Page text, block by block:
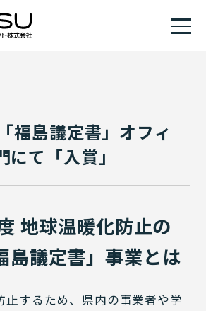
福島議定書」オフィ
て「入賞」
地球温暖化防止の
島議定書」事業とは
するため、県内の事業者や学